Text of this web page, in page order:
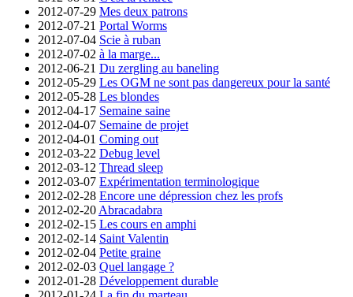
2012-07-29 Mes deux patrons
2012-07-21 Portal Worms
2012-07-04 Scie à ruban
2012-07-02 à la marge...
2012-06-21 Du zergling au baneling
2012-05-29 Les OGM ne sont pas dangereux pour la santé
2012-05-28 Les blondes
2012-04-17 Semaine saine
2012-04-07 Semaine de projet
2012-04-01 Coming out
2012-03-22 Debug level
2012-03-12 Thread sleep
2012-03-07 Expérimentation terminologique
2012-02-28 Encore une dépression chez les profs
2012-02-20 Abracadabra
2012-02-15 Les cours en amphi
2012-02-14 Saint Valentin
2012-02-04 Petite graine
2012-02-03 Quel langage ?
2012-01-28 Développement durable